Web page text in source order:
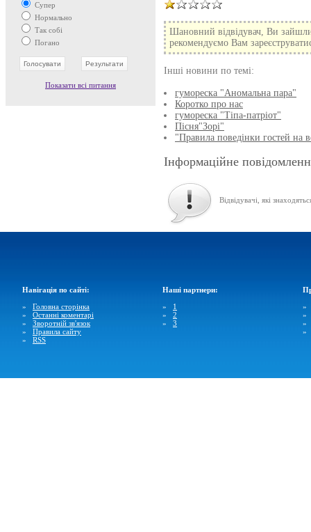
Супер
Нормально
Так собі
Погано
Показати всі питання
Шановний відвідувач, Ви
рекомендуємо Вам
Інші новини по темі:
гумореска "Аномальна пара"
Коротко про нас
гумореска "Тіпа-патріот"
Пісня"Зорі"
"Правила поведінки гостей на
Інформаційне
Відвідувачі, які
Навігація по сайті:
» Головна сторінка
» Останні коментарі
» Зворотній зв'язок
» Правила сайту
» RSS
Наші партнери:
» 1
» 2
» 3